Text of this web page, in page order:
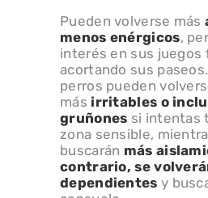
Pueden volverse más
menos enérgicos,
interés en sus juegos
acortando sus
perros pueden
más irritables o
gruñones si intentas
zona sensible,
buscarán más
contrario, se
dependientes y